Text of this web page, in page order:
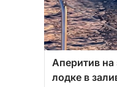
Аперитив на
лодке в